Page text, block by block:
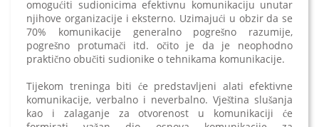
omogućiti sudionicima efektivnu komunikaciju unutar
njihove organizacije i eksterno. Uzimajući u obzir da se
70% komunikacije generalno pogrešno razumije,
pogrešno protumači itd. očito je da je neophodno
praktično obučiti sudionike o tehnikama komunikacije.
Tijekom treninga biti će predstavljeni alati efektivne
komunikacije, verbalno i neverbalno. Vještina slušanja
kao i zalaganje za otvorenost u komunikaciji će